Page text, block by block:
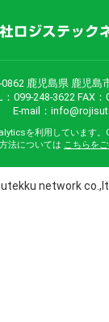
鹿児島県 鹿児島
：099-248-3622 FAX
E-mail：
を利用しています
法については こちらをご
network